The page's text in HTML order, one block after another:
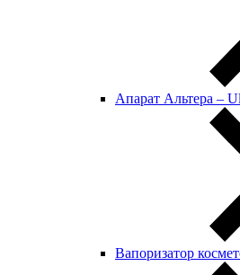
Апарат Альтера –
Вапоризатор